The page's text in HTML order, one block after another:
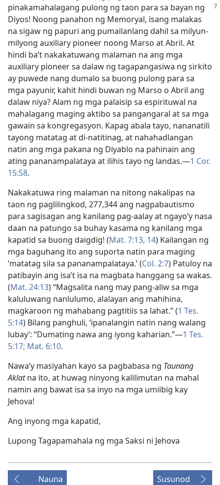
pinakamahalagang pulong ng taon para sa bayan ng
Diyos! Noong panahon ng Memoryal, isang malakas
na sigaw ng papuri ang pumailanlang dahil sa milyun-
milyong auxiliary pioneer noong Marso at Abril. At
hindi ba’t nakakatuwang malaman na ang mga
auxiliary pioneer sa dalaw ng tagapangasiwa ng sirkito
ay puwede nang dumalo sa buong pulong para sa
mga payunir, kahit hindi buwan ng Marso o Abril ang
dalaw niya? Alam ng mga palaisip sa espirituwal na
mahalagang maging aktibo sa pangangaral at sa mga
gawain sa kongregasyon. Kapag abala tayo, nananatili
tayong matatag at di-natitinag, at nahahadlangan
natin ang mga pakana ng Diyablo na pahinain ang
ating pananampalataya at ilihis tayo ng landas.​—1 Cor.
15:58.
Nakakatuwa ring malaman na nitong nakalipas na
taon ng paglilingkod, 277,344 ang nagpabautismo
para sagisagan ang kanilang pag-aalay at ngayo’y nasa
daan na patungo sa buhay kasama ng kanilang mga
kapatid sa buong daigdig! (Mat. 7:13, 14) Kailangan ng
mga baguhang ito ang suporta natin para maging
‘matatag sila sa pananampalataya.’ (Col. 2:7) Patuloy na
patibayin ang isa’t isa na magbata hanggang sa wakas.
(Mat. 24:13) “Magsalita nang may pang-aliw sa mga
kaluluwang nanlulumo, alalayan ang mahihina,
magkaroon ng mahabang pagtitiis sa lahat.” (1 Tes.
5:14) Bilang panghuli, ‘ipanalangin natin nang walang
lubay’: “Dumating nawa ang iyong kaharian.”​—1 Tes.
5:17; Mat. 6:10.
Nawa’y masiyahan kayo sa pagbabasa ng Taunang
Aklatna ito, at huwag ninyong kalilimutan na mahal
namin ang bawat isa sa inyo na mga umiibig kay
Jehova!
Ang inyong mga kapatid,
Lupong Tagapamahala ng mga Saksi ni Jehova
Nauna Susunod